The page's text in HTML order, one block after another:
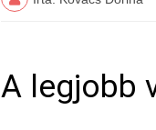
A legjobb